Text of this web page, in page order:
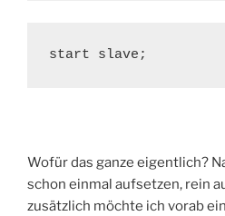
start slave;
Wofür das ganze eigentlich?
schon einmal aufsetzen, rein
zusätzlich möchte ich vorab